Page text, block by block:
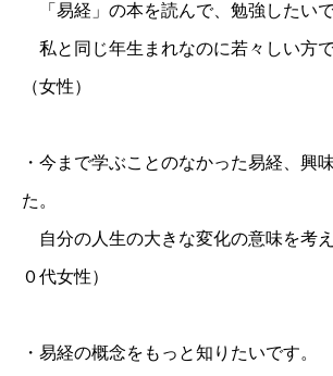
「易経」の本を読んで、勉強したいで
私と同じ年生まれなのに若々しい方で
（女性）
・今まで学ぶことのなかった易経、興
た。
自分の人生の大きな変化の意味を考
０代女性）
・易経の概念をもっと知りたいです。